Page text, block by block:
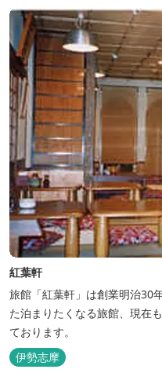
紅葉軒
旅館「紅葉軒」は創業明治30
た泊まりたくなる旅館、現在
ております。
伊勢志摩